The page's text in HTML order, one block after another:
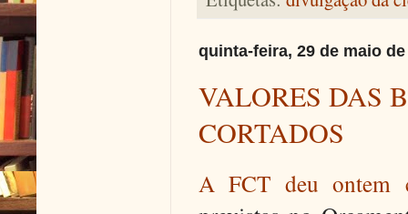
quinta-feira, 29 de maio de
VALORES DAS
CORTADOS
A FCT deu ontem